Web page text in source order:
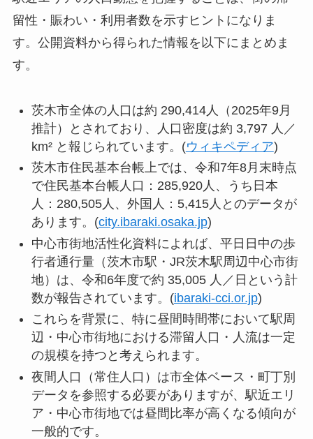
留性・賑わい・利用者数を示すヒントになりま
す。公開資料から得られた情報を以下にまとめま
す。
茨木市全体の人口は約 290,414人（2025年9月
推計）とされており、人口密度は約 3,797 人／
km² と報じられています。(ウィキペディア)
茨木市住民基本台帳上では、令和7年8月末時点
で住民基本台帳人口：285,920人、うち日本
人：280,505人、外国人：5,415人とのデータが
あります。(city.ibaraki.osaka.jp)
中心市街地活性化資料によれば、平日日中の歩
行者通行量（茨木市駅・JR茨木駅周辺中心市街
地）は、令和6年度で約 35,005 人／日という計
数が報告されています。(ibaraki-cci.or.jp)
これらを背景に、特に昼間時間帯において駅周
辺・中心市街地における滞留人口・人流は一定
の規模を持つと考えられます。
夜間人口（常住人口）は市全体ベース・町丁別
データを参照する必要がありますが、駅近エリ
ア・中心市街地では昼間比率が高くなる傾向が
一般的です。